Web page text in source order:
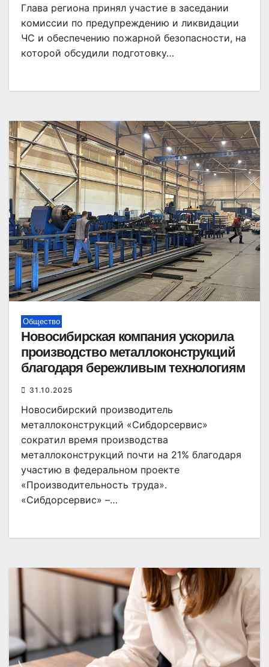
Глава региона принял участие в заседании
комиссии по предупреждению и ликвидации
ЧС и обеспечению пожарной безопасности, на
которой обсудили подготовку…
Общество
Новосибирская компания ускорила
производство металлоконструкций
благодаря бережливым технологиям
31.10.2025
Новосибирский производитель
металлоконструкций «Сибдорсервис»
сократил время производства
металлоконструкций почти на 21% благодаря
участию в федеральном проекте
«Производительность труда».
«Сибдорсервис» –…